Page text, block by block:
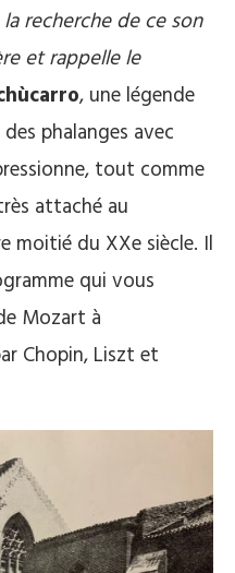
recherche de ce son
et rappelle le
, une légende
phalanges avec
tout comme
attaché au
moitié du XXe siècle. Il
qui vous
Mozart à
Chopin, Liszt et